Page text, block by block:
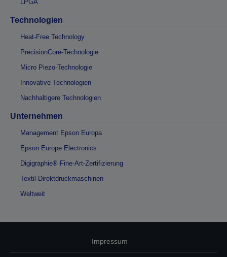
LPGA
Technologien
Heat-Free Technology
PrecisionCore-Technologie
Micro Piezo-Technologie
Innovative Technologien
Nachhaltigere Technologien
Unternehmen
Management Epson Europa
Epson Europe Electronics
Digigraphie® Fine-Art-Zertifizierung
Textil-Direktdruckmaschinen
Weltweit
Impressum